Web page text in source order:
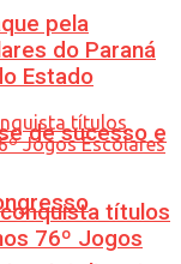
de sucesso e
pela
do Paraná
Estado
títulos
76º Jogos